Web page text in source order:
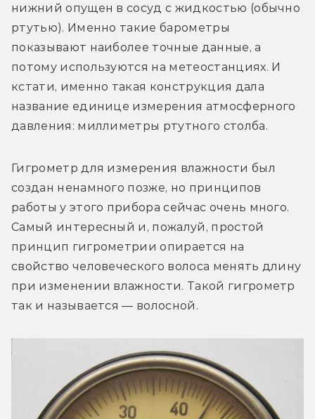
нижний опущен в сосуд с жидкостью (обычно
ртутью). Именно такие барометры
показывают наиболее точные данные, а
потому используются на метеостанциях. И
кстати, именно такая конструкция дала
название единице измерения атмосферного
давления: миллиметры ртутного столба.
Гигрометр для измерения влажности был
создан ненамного позже, но принципов
работы у этого прибора сейчас очень много.
Самый интересный и, пожалуй, простой
принцип гигрометрии опирается на
свойство человеческого волоса менять длину
при изменении влажности. Такой гигрометр
так и называется — волосной.